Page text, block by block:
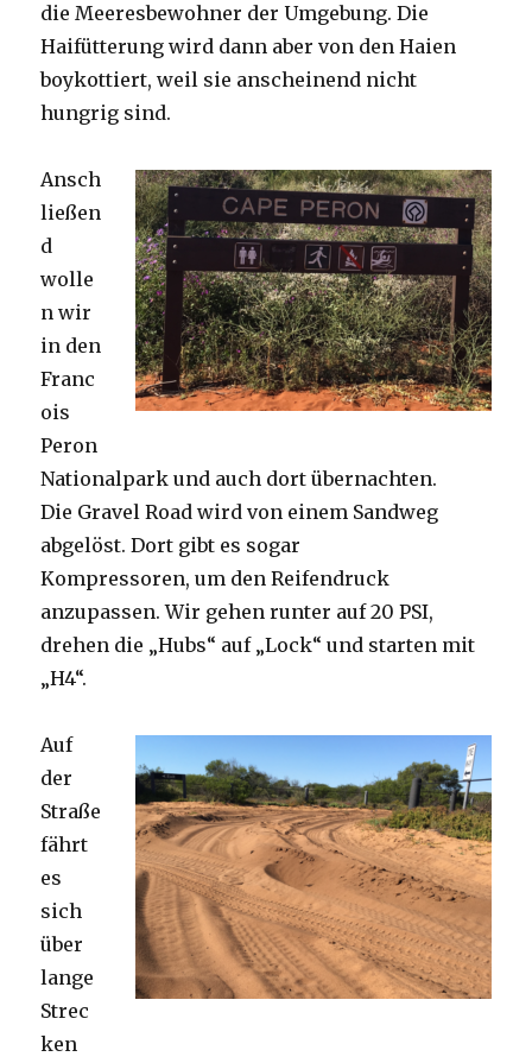
die Meeresbewohner der Umgebung. Die
Haifütterung wird dann aber von den Haien
boykottiert, weil sie anscheinend nicht
hungrig sind.
Ansch
ließen
d
wolle
n wir
in den
Franc
ois
Peron
Nationalpark und auch dort übernachten.
Die Gravel Road wird von einem Sandweg
abgelöst. Dort gibt es sogar
Kompressoren, um den Reifendruck
anzupassen. Wir gehen runter auf 20 PSI,
drehen die „Hubs“ auf „Lock“ und starten mit
„H4“.
Auf
der
Straße
fährt
es
sich
über
lange
Strec
ken